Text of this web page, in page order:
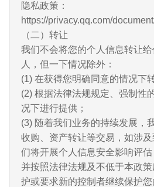
隐私政策：
https://privacy.qq.com/
（二）转让
我们不会将您的个人信息转让
人，但一下情况除外：
(1) 在获得您明确同意的情况下
(2) 根据法律法规规定、强制性
况下进行提供；
(3) 随着我们业务的持续发展，
收购、资产转让等交易，如涉
们将开展个人信息安全影响评估
并按照法律法规及不低于本政
护或要求新的控制者继续保护您